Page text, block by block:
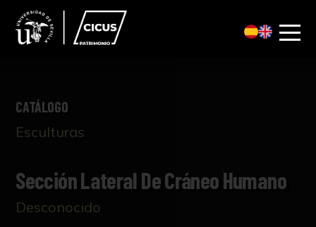
CATÁLOGO
Esculturas
Sección Lateral De Cráneo Humano
Desconocido